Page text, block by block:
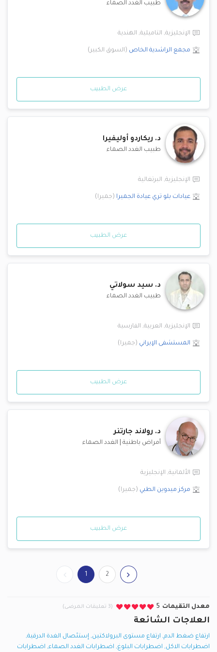
طبيب الغدد الصماء
الإنجليزية, التاميلية, الهندية
مجمع الراشدية الخاص (السوق الكبير)
عرض الطبيب
د. ريكاردو أوليفيرا
طبيب الغدد الصماء
الإنجليزية, البرتغالية
عيادات بلو تري عيادة الجميرا (جميرا)
عرض الطبيب
د. سيد سولاتي
طبيب الغدد الصماء
الإنجليزية, العربية, الفارسية
المستشفى الإيراني (جميرا)
عرض الطبيب
د. رولاند جارتنر
أمراض باطنية الغدد الصماء
الألمانية, الإنجليزية
مركز ميدوين الطبي (جميرا)
عرض الطبيب
1 2
معدل التقيمات 5 (3 تعليقات المرضى)
العلاجات الشائعة
ارتفاع ضغط الدم, ارتفاع مستوى البرولاكتين, إستئصال الغدة الدرقية,
اضطرابات الاكل, اضطرابات البلوغ, اضطرابات الغدد الصماء, اضطرابات